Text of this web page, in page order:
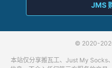
JMS
© 2020-
本站仅分享搬瓦工、Just My Socks